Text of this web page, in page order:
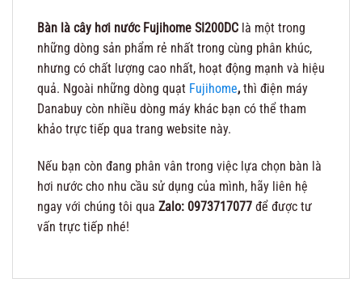
Bàn là cây hơi nước Fujihome SI200DC là một trong
những dòng sản phẩm rẻ nhất trong cùng phân khúc,
nhưng có chất lượng cao nhất, hoạt động mạnh và hiệu
quả. Ngoài những dòng quạt Fujihome, thì điện máy
Danabuy còn nhiều dòng máy khác bạn có thể tham
khảo trực tiếp qua trang website này.
Nếu bạn còn đang phân vân trong việc lựa chọn bàn là
hơi nước cho nhu cầu sử dụng của mình, hãy liên hệ
ngay với chúng tôi qua Zalo: 0973717077 để được tư
vấn trực tiếp nhé!